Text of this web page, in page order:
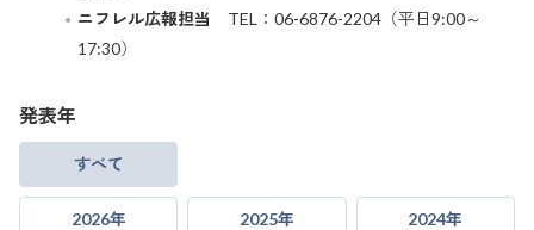
ニフレル広報担当
TEL：06-6876-2204（平日9:00～
17:30）
発表年
すべて
2026年 2025年 2024年